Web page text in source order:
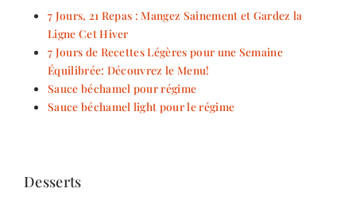
7 Jours, 21 Repas : Mangez Sainement et Gardez la
Ligne Cet Hiver
7 Jours de Recettes Légères pour une Semaine
Équilibrée: Découvrez le Menu!
Sauce béchamel pour régime
Sauce béchamel light pour le régime
Desserts